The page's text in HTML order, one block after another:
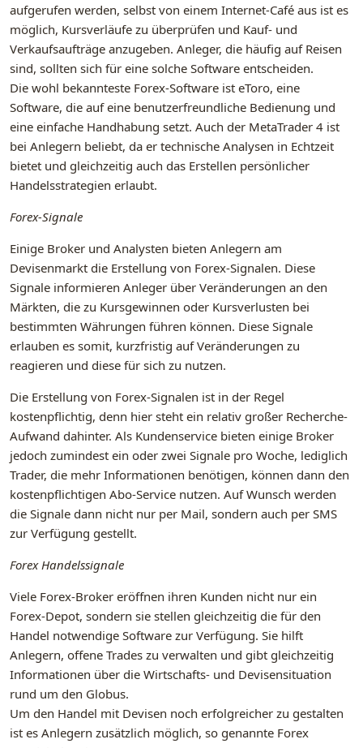
aufgerufen werden, selbst von einem Internet-Café aus ist es
möglich, Kursverläufe zu überprüfen und Kauf- und
Verkaufsaufträge anzugeben. Anleger, die häufig auf Reisen
sind, sollten sich für eine solche Software entscheiden.
Die wohl bekannteste Forex-Software ist eToro, eine
Software, die auf eine benutzerfreundliche Bedienung und
eine einfache Handhabung setzt. Auch der MetaTrader 4 ist
bei Anlegern beliebt, da er technische Analysen in Echtzeit
bietet und gleichzeitig auch das Erstellen persönlicher
Handelsstrategien erlaubt.
Forex-Signale
Einige Broker und Analysten bieten Anlegern am
Devisenmarkt die Erstellung von Forex-Signalen. Diese
Signale informieren Anleger über Veränderungen an den
Märkten, die zu Kursgewinnen oder Kursverlusten bei
bestimmten Währungen führen können. Diese Signale
erlauben es somit, kurzfristig auf Veränderungen zu
reagieren und diese für sich zu nutzen.
Die Erstellung von Forex-Signalen ist in der Regel
kostenpflichtig, denn hier steht ein relativ großer Recherche-
Aufwand dahinter. Als Kundenservice bieten einige Broker
jedoch zumindest ein oder zwei Signale pro Woche, lediglich
Trader, die mehr Informationen benötigen, können dann den
kostenpflichtigen Abo-Service nutzen. Auf Wunsch werden
die Signale dann nicht nur per Mail, sondern auch per SMS
zur Verfügung gestellt.
Forex Handelssignale
Viele Forex-Broker eröffnen ihren Kunden nicht nur ein
Forex-Depot, sondern sie stellen gleichzeitig die für den
Handel notwendige Software zur Verfügung. Sie hilft
Anlegern, offene Trades zu verwalten und gibt gleichzeitig
Informationen über die Wirtschafts- und Devisensituation
rund um den Globus.
Um den Handel mit Devisen noch erfolgreicher zu gestalten
ist es Anlegern zusätzlich möglich, so genannte Forex